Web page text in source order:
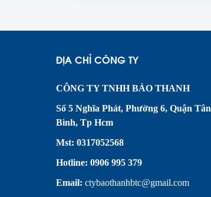
ĐỊA CHỈ CÔNG TY
CÔNG TY TNHH BẢO THANH
Số 5 Nghĩa Phát, Phường 6, Quận Tân
Bình, Tp Hcm
Mst: 0317052568
Hotline: 0906 995 379
Email: ctybaothanhbtc@gmail.com